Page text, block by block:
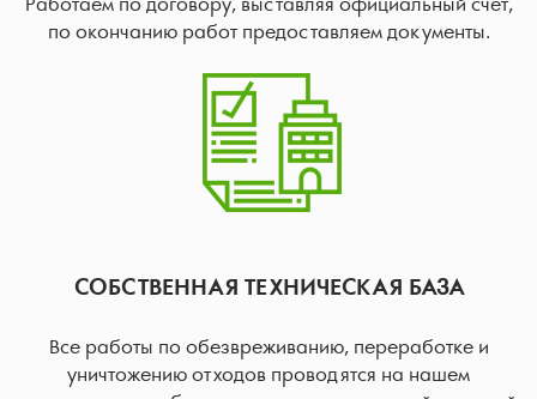
Работаем по договору, выставляя официальный счет,
по окончанию работ предоставляем документы.
СОБСТВЕННАЯ ТЕХНИЧЕСКАЯ БАЗА
Все работы по обезвреживанию, переработке и
уничтожению отходов проводятся на нашем